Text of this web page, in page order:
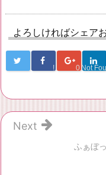
よろしければシェア
! 0 Not
ふぁぼ
Next